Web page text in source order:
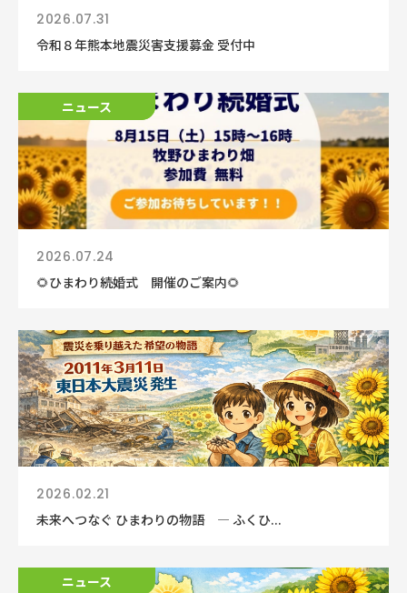
2026.07.31
令和８年熊本地震災害支援募金 受付中
ニュース
ニュース
2026.07.24
🌻ひまわり続婚式 開催のご案内🌻
2026.02.21
未来へつなぐ ひまわりの物語 ― ふくひ...
ニュース